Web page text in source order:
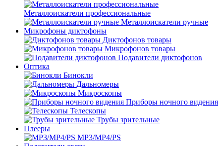
Металлоискатели профессиональные
Металлоискатели ручные
Микрофоны диктофоны
Диктофонов товары
Микрофонов товары
Подавители диктофонов
Оптика
Бинокли
Дальномеры
Микроскопы
Приборы ночного видения
Телескопы
Трубы зрительные
Плееры
MP3/MP4/PS